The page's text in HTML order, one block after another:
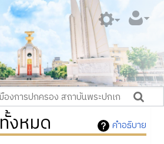
คำอธิบาย
งหมด